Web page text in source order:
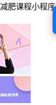
肥课程小程序